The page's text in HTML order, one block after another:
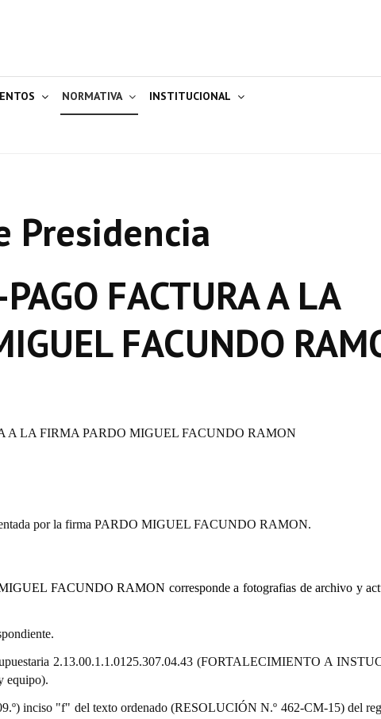
NORMATIVA INSTITUCIONAL
Presidencia
FACTURA A LA
FACUNDO
A LA FIRMA PARDO MIGUEL FACUNDO RAMON
por la firma PARDO MIGUEL FACUNDO RAMON.
FACUNDO RAMON corresponde a fotografias de archivo y
2.13.00.1.1.0125.307.04.43 (FORTALECIMIENTO A
equipo).
inciso "f" del texto ordenado (RESOLUCIÓN N.º 462-CM-15) del